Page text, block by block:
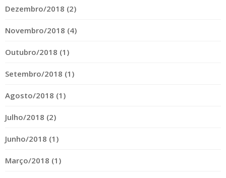
Dezembro/2018 (2)
Novembro/2018 (4)
Outubro/2018 (1)
Setembro/2018 (1)
Agosto/2018 (1)
Julho/2018 (2)
Junho/2018 (1)
Março/2018 (1)